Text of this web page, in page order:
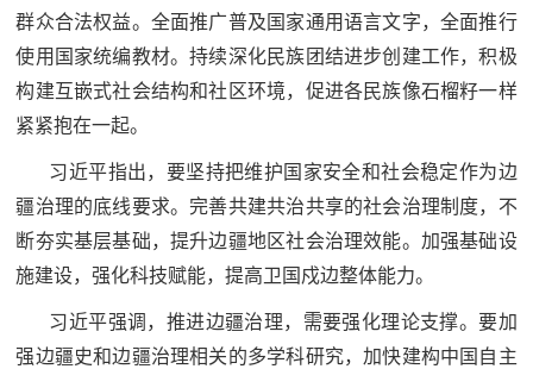
国
防
库
英
范
英
雄
模
退
群众合法权益。全面推广普及国家通用语言文字，全面推行
使用国家统编教材。持续深化民族团结进步创建工作，积极
构建互嵌式社会结构和社区环境，促进各民族像石榴籽一样
紧紧抱在一起。
习近平指出，要坚持把维护国家安全和社会稳定作为边
疆治理的底线要求。完善共建共治共享的社会治理制度，不
断夯实基层基础，提升边疆地区社会治理效能。加强基础设
施建设，强化科技赋能，提高卫国戍边整体能力。
习近平强调，推进边疆治理，需要强化理论支撑。要加
强边疆史和边疆治理相关的多学科研究，加快建构中国自主